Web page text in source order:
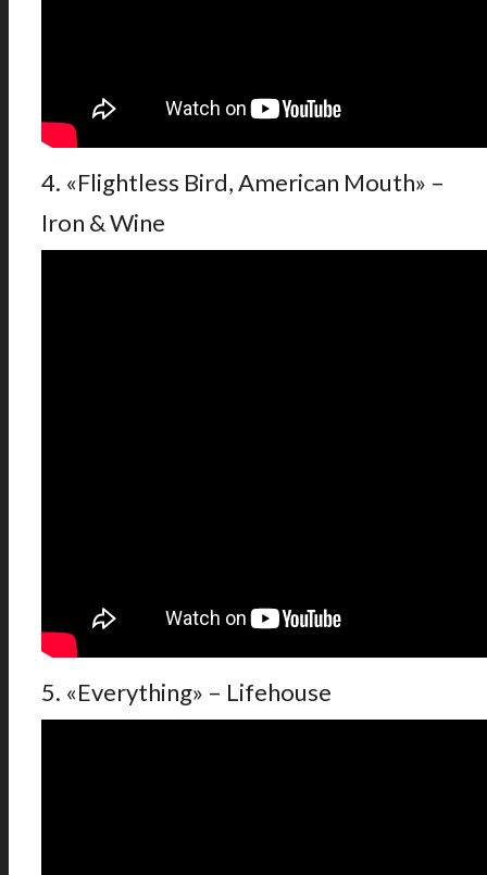
4. «Flightless Bird, American Mouth» –
Iron & Wine
5. «Everything» – Lifehouse